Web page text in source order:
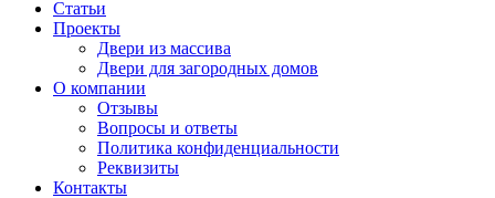
Статьи
Проекты
Двери из массива
Двери для загородных домов
О компании
Отзывы
Вопросы и ответы
Политика конфиденциальности
Реквизиты
Контакты